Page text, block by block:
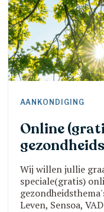
AANKONDIGING
Online
Wij willen jullie
speciale(gratis)
Leven, Sensoa,